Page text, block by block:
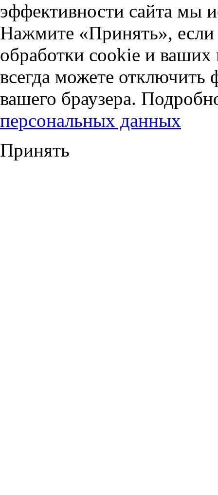
эффективности сайта мы
Нажмите «Принять», если
обработки cookie и
всегда можете отключить
вашего браузера.
персональных данных
Принять